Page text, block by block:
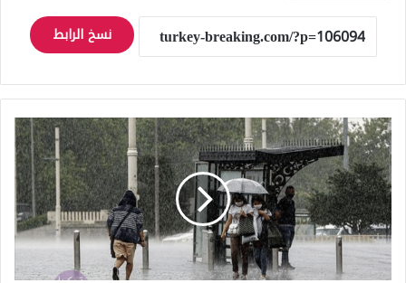
نسخ الرابط
تحذيرات
من
أمطار
غزيرة
في
4
ولايات
تركية